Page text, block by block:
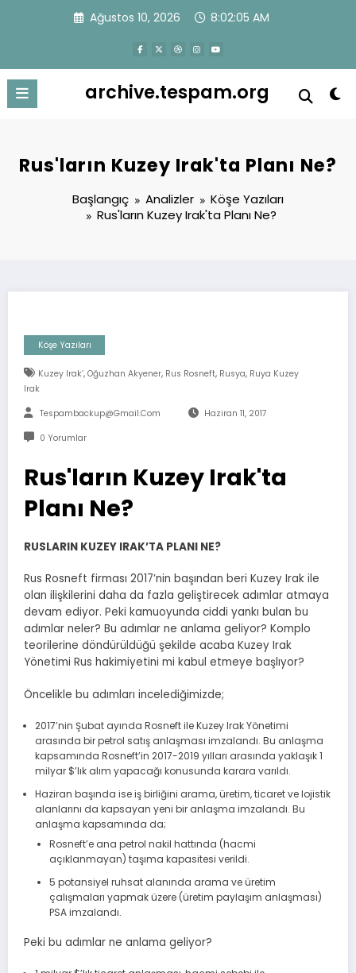
Ağustos 10, 2026 8:02:05 AM
archive.tespam.org
Rus'ların Kuzey Irak'ta Planı Ne?
Başlangıç Analizler
Köşe Yazıları
Rus'ların Kuzey Irak'ta Planı Ne?
Köşe Yazıları
Kuzey Irak’, Oğuzhan Akyener, Rus Rosneft, Rusya, Ruya Kuzey
Irak
Tespambackup@gmail.com Haziran 11, 2017
0 Yorumlar
Rus'ların Kuzey Irak'ta
Planı Ne?
RUSLARIN KUZEY IRAK’TA PLANI NE?
Rus Rosneft firması 2017’nin başından beri Kuzey Irak ile
olan ilişkilerini daha da fazla geliştirecek adımlar atmaya
devam ediyor. Peki kamuoyunda ciddi yankı bulan bu
adımlar neler? Bu adımlar ne anlama geliyor? Komplo
teorilerine döndürüldüğü şekilde acaba Kuzey Irak
Yönetimi Rus hakimiyetini mi kabul etmeye başlıyor?
Öncelikle bu adımları incelediğimizde;
2017’nin Şubat ayında Rosneft ile Kuzey Irak Yönetimi
arasında bir petrol satış anlaşması imzalandı. Bu anlaşma
kapsamında Rosneft’in 2017-2019 yılları arasında yaklaşık 1
milyar $’lık alım yapacağı konusunda karara varıldı.
Haziran başında ise iş birliğini arama, üretim, ticaret ve lojistik
alanlarını da kapsayan yeni bir anlaşma imzalandı. Bu
anlaşma kapsamında da;
Rosneft’e ana petrol nakil hattında (hacmi
açıklanmayan) taşıma kapasitesi verildi.
5 potansiyel ruhsat alanında arama ve üretim
çalışmaları yapmak üzere (üretim paylaşım anlaşması)
PSA imzalandı.
Peki bu adımlar ne anlama geliyor?